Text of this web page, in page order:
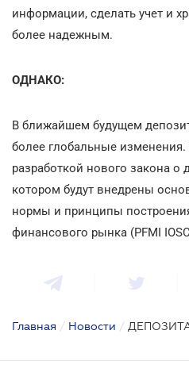
информации, сделать учет и
более надежным.
ОДНАКО:
В ближайшем будущем
более глобальные
разработкой нового закона о
котором будут внедрены
нормы и принципы
финансового рынка (PFMI
Главная / Новости /